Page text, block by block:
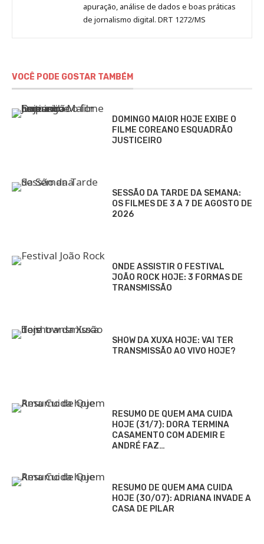
apuração, análise de dados e boas práticas
de jornalismo digital. DRT 1272/MS
VOCÊ PODE GOSTAR TAMBÉM
DOMINGO MAIOR HOJE EXIBE O
FILME COREANO ESQUADRÃO
JUSTICEIRO
SESSÃO DA TARDE DA SEMANA:
OS FILMES DE 3 A 7 DE AGOSTO DE
2026
ONDE ASSISTIR O FESTIVAL
JOÃO ROCK HOJE: 3 FORMAS DE
TRANSMISSÃO
SHOW DA XUXA HOJE: VAI TER
TRANSMISSÃO AO VIVO HOJE?
RESUMO DE QUEM AMA CUIDA
HOJE (31/7): DORA TERMINA
CASAMENTO COM ADEMIR E
ANDRÉ FAZ…
RESUMO DE QUEM AMA CUIDA
HOJE (30/07): ADRIANA INVADE A
CASA DE PILAR